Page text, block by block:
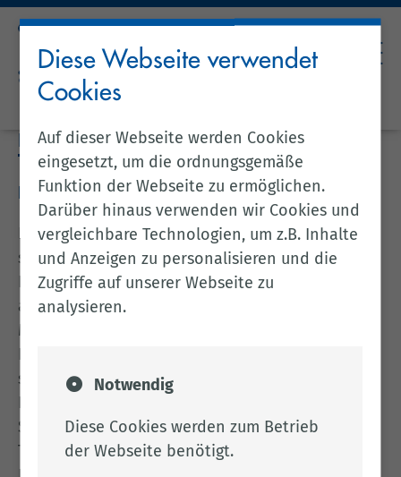
KARRIERE
Ihre Karriere beim Landkreis Cloppenburg
Das modern ausgestattete Kreishaus befindet
sich in der Kreisstadt Cloppenburg mit ca. 35.000
Einwohnern. Beim Landkreis Cloppenburg
arbeiten ca. 1.100 Mitarbeiterinnen und
Mitarbeiter, davon ca. die Hälfte im Kreishaus.
Darunter finden Sie nicht nur Verwaltungskräfte,
sondern auch Tierärztinnen und Tierärzte,
Bauingenieurinnen und Bauingenieure,
Sozialarbeiterinnen und Sozialarbeiter,
Technikerinnen und Techniker sowie viele mehr.
Diese Webseite verwendet
Cookies
Auf dieser Webseite werden Cookies
eingesetzt, um die ordnungsgemäße
Funktion der Webseite zu ermöglichen.
Darüber hinaus verwenden wir Cookies und
vergleichbare Technologien, um z.B. Inhalte
und Anzeigen zu personalisieren und die
Zugriffe auf unserer Webseite zu
analysieren.
Notwendig
Diese Cookies werden zum Betrieb
der Webseite benötigt.